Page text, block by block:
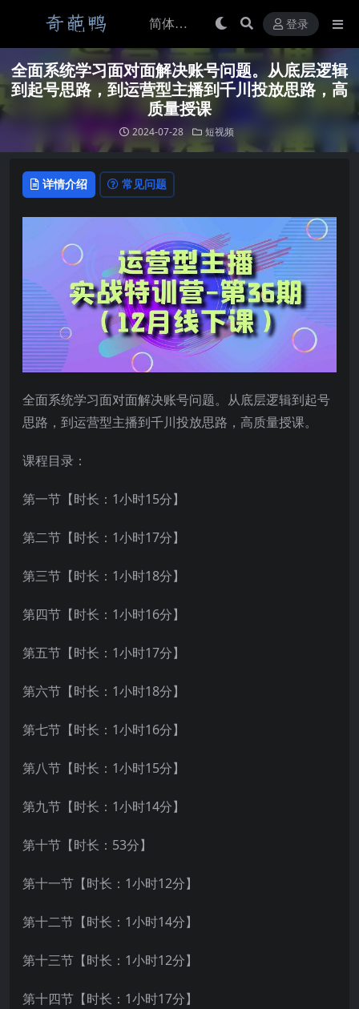
登录
全面系统学习面对面解决账号问题。从底层逻辑
到起号思路，到运营型主播到千川投放思路，高
质量授课
2024-07-28 短视频
详情介绍 常见问题
全面系统学习面对面解决账号问题。从底层逻辑到起号
思路，到运营型主播到千川投放思路，高质量授课。
课程目录：
第一节【时长：1小时15分】
第二节【时长：1小时17分】
第三节【时长：1小时18分】
第四节【时长：1小时16分】
第五节【时长：1小时17分】
第六节【时长：1小时18分】
第七节【时长：1小时16分】
第八节【时长：1小时15分】
第九节【时长：1小时14分】
第十节【时长：53分】
第十一节【时长：1小时12分】
第十二节【时长：1小时14分】
第十三节【时长：1小时12分】
第十四节【时长：1小时17分】